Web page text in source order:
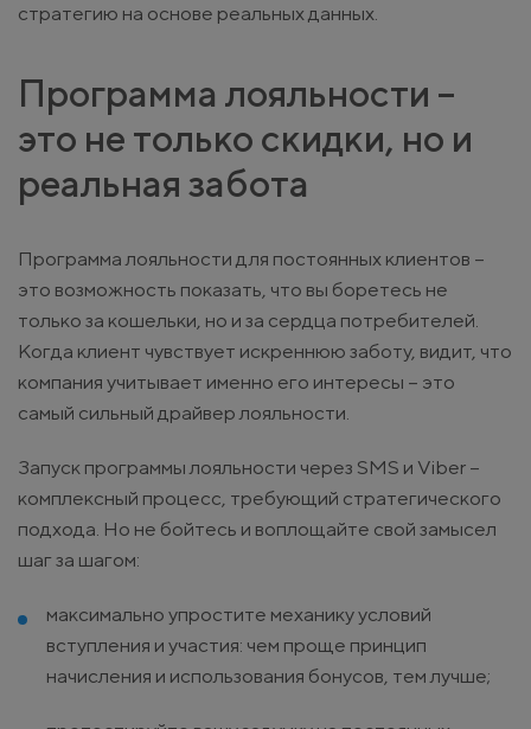
стратегию на основе реальных данных.
Программа лояльности –
это не только скидки, но и
реальная забота
Программа лояльности для постоянных клиентов –
это возможность показать, что вы боретесь не
только за кошельки, но и за сердца потребителей.
Когда клиент чувствует искреннюю заботу, видит, что
компания учитывает именно его интересы – это
самый сильный драйвер лояльности.
Запуск программы лояльности через SMS и Viber –
комплексный процесс, требующий стратегического
подхода. Но не бойтесь и воплощайте свой замысел
шаг за шагом:
максимально упростите механику условий
вступления и участия: чем проще принцип
начисления и использования бонусов, тем лучше;